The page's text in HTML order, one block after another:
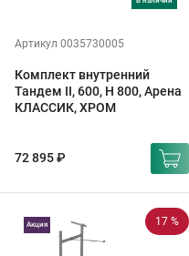
Артикул 0035730005
Комплект внутренний
Тандем II, 600, H 800, Арена
КЛАССИК, ХРОМ
72 895 ₽
17 %
Акция